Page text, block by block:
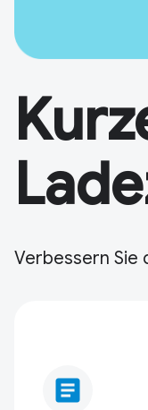
Verbessern Sie
article